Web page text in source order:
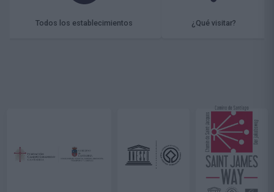
Todos los establecimientos ¿Qué visitar?